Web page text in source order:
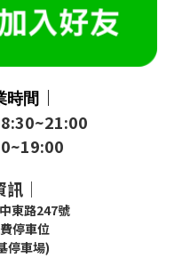
時間 ｜
訊｜
東路247號
停車位
停車場)